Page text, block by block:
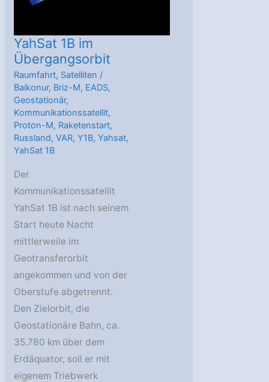
YahSat 1B im
Übergangsorbit
Raumfahrt, Satelliten /
Baikonur, Briz-M, EADS,
Geostationär,
Kommunikationssatellit,
Proton-M, Raketenstart,
Russland,VAR,Y1B,Yahsat,
YahSat 1B
Der
Kommunikationssatellit
YahSat 1B ist nach seinem
Start heute Nacht
mittlerweile im
Geotransferorbit
angekommen und von der
Oberstufe abgetrennt.
Den Zielorbit, die
Geostationäre Bahn, ca.
35.780 km über dem
Erdäquator, soll er mit
eigenem Triebwerk